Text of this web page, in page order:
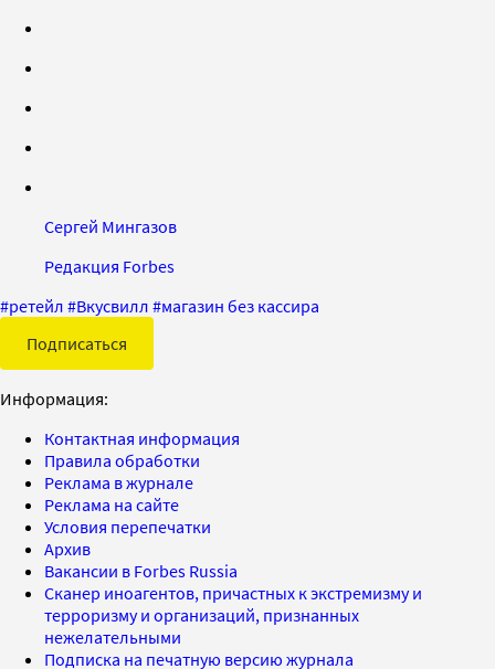
Сергей Мингазов
Редакция Forbes
#ретейл #Вкусвилл #магазин без кассира
Подписаться
Информация:
Контактная информация
Правила обработки
Реклама в журнале
Реклама на сайте
Условия перепечатки
Архив
Вакансии в Forbes Russia
Сканер иноагентов, причастных к экстремизму и
терроризму и организаций, признанных
нежелательными
Подписка на печатную версию журнала